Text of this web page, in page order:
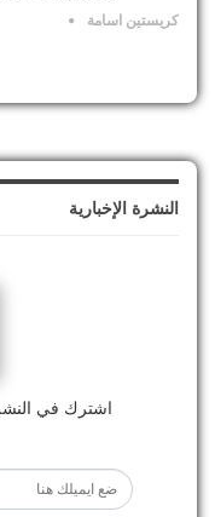
كريستين اسامة
النشرة الإخبارية
اشترك في